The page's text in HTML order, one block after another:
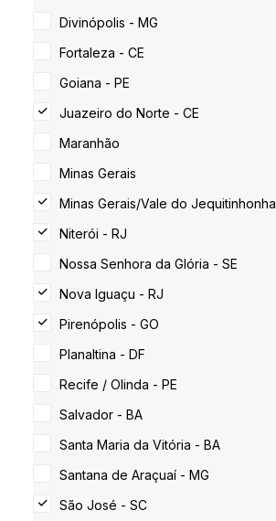
Divinópolis - MG
Fortaleza - CE
Goiana - PE
Juazeiro do Norte - CE
Maranhão
Minas Gerais
Minas Gerais/Vale do Jequitinhonha
Niterói - RJ
Nossa Senhora da Glória - SE
Nova Iguaçu - RJ
Pirenópolis - GO
Planaltina - DF
Recife / Olinda - PE
Salvador - BA
Santa Maria da Vitória - BA
Santana de Araçuaí - MG
São José - SC